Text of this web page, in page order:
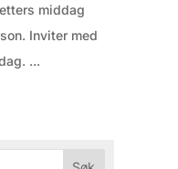
middag
Inviter med
...